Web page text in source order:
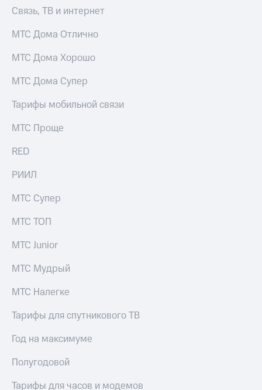
капитал
и
Рынок
Описание
Программа
Порядок
выкупа
Описание
Уведомление
погашении
облигаций
Реквизиты
Контакты
развитие
На главную
Связь, ТВ и интернет
МТС Дома Отлично
МТС Дома Хорошо
МТС Дома Супер
Тарифы мобильной связи
МТС Проще
RED
РИИЛ
МТС Супер
МТС ТОП
МТС Junior
МТС Мудрый
МТС Налегке
Тарифы для спутникового ТВ
Год на максимуме
Полугодовой
Тарифы для часов и модемов